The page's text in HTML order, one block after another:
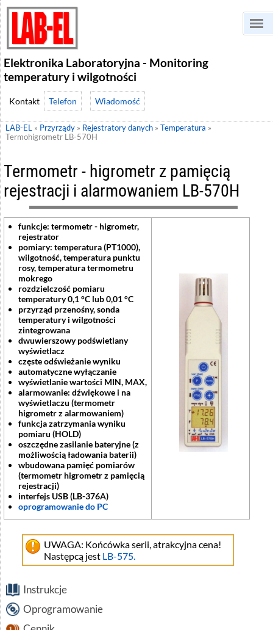
Elektronika Laboratoryjna - Monitoring
temperatury i wilgotności
Telefon Wiadomość
LAB-EL » Przyrządy » Rejestratory danych » Temperatura »
Termohigrometr LB-570H
Termometr - higrometr z pamięcią
rejestracji i alarmowaniem LB-570H
funkcje: termometr - higrometr,
rejestrator
pomiary: temperatura (PT1000),
wilgotność, temperatura punktu
rosy, temperatura termometru
mokrego
rozdzielczość pomiaru
temperatury 0,1 °C lub 0,01 °C
przyrząd przenośny, sonda
temperatury i wilgotności
zintegrowana
dwuwierszowy podświetlany
wyświetlacz
częste odświeżanie wyniku
automatyczne wyłączanie
wyświetlanie wartości MIN, MAX,
alarmowanie: dźwiękowe i na
wyświetlaczu (termometr
higrometr z alarmowaniem)
funkcja zatrzymania wyniku
pomiaru (HOLD)
oszczędne zasilanie bateryjne (z
możliwością ładowania baterii)
wbudowana pamięć pomiarów
(termometr higrometr z pamięcią
rejestracji)
interfejs USB (LB-376A)
oprogramowanie do PC
UWAGA: Końcówka serii, atrakcyjna cena!
Następcą jest LB-575.
Instrukcje
Oprogramowanie